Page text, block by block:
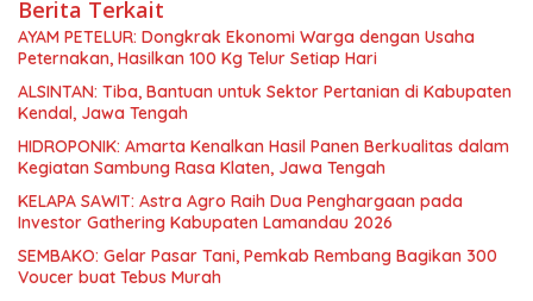
Berita Terkait
AYAM PETELUR: Dongkrak Ekonomi Warga dengan Usaha
Peternakan, Hasilkan 100 Kg Telur Setiap Hari
ALSINTAN: Tiba, Bantuan untuk Sektor Pertanian di Kabupaten
Kendal, Jawa Tengah
HIDROPONIK: Amarta Kenalkan Hasil Panen Berkualitas dalam
Kegiatan Sambung Rasa Klaten, Jawa Tengah
KELAPA SAWIT: Astra Agro Raih Dua Penghargaan pada
Investor Gathering Kabupaten Lamandau 2026
SEMBAKO: Gelar Pasar Tani, Pemkab Rembang Bagikan 300
Voucer buat Tebus Murah